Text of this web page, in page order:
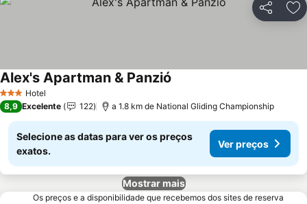
Partilhar
3 EstrelasHotel
Alex's Apartman & Panzió
8,9 Excelente 122 a 1.8 km de National Gliding Championship
Selecione as datas para ver os preços
exatos.
Ver preços
Mostrar mais
Os preços e a disponibilidade que recebemos dos sites de reserva